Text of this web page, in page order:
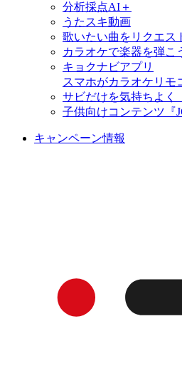
分析採点AI＋
うたスキ動画
歌いたい曲をリクエス
カラオケで楽器を弾こ
キョクナビアプリ
スマホがカラオケリモ
サビだけを気持ちよく
子供向けコンテンツ『
キャンペーン情報